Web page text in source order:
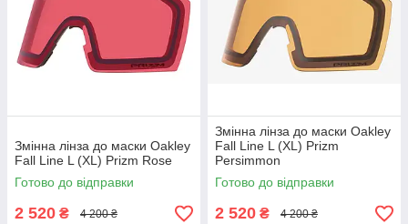
Змінна лінза до маски Oakley
Fall Line L (XL) Prizm Rose
Готово до відправки
2 520 ₴ 4 200 ₴
Змінна лінза до маски Oakley
Fall Line L (XL) Prizm
Persimmon
Готово до відправки
2 520 ₴ 4 200 ₴